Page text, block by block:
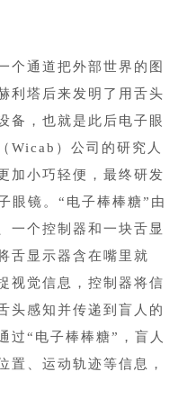
个通道把外部世界的图
利塔后来发明了用舌头
备，也就是此后电子眼
Wicab）公司的研究人
加小巧轻便，最终研发
眼镜。“电子棒棒糖”由
一个控制器和一块舌显
舌显示器含在嘴里就
视觉信息，控制器将信
头感知并传递到盲人的
过“电子棒棒糖”，盲人
置、运动轨迹等信息，